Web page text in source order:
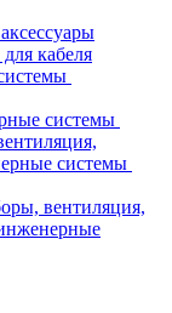
кабеля
системы
системы
вентиляция,